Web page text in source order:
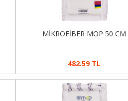
MİKROFİBER MOP 50 CM
482.59 TL